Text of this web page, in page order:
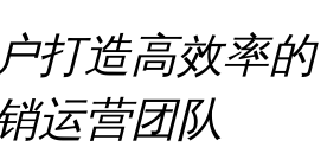
打造高效率的
运营团队